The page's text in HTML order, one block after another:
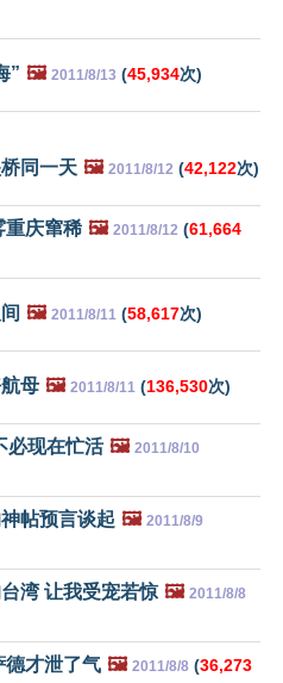
” 🖼️ 2011/8/13 (45,934次)
同一天 🖼️ 2011/8/12 (42,122次)
重庆窜稀 🖼️ 2011/8/12 (61,664
🖼️ 2011/8/11 (58,617次)
母 🖼️ 2011/8/11 (136,530次)
必现在忙活 🖼️ 2011/8/10
帖预言谈起 🖼️ 2011/8/9
湾 让我受宠若惊 🖼️ 2011/8/8
德才泄了气 🖼️ 2011/8/8 (36,273